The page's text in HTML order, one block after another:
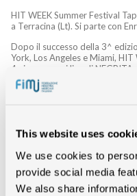
This website uses
We use cookies to
provide social media
We also share
HIT WEEK Summer Festival
a Terracina (Lt). Si parte con
Dopo il successo della 3^
York, Los Angeles e Miami, HIT
4 giugno, con i live di NEGRITA
Le metropoli di Pechino e
del rock cinese: questa sera i
Pechino (Tango 3rd Floor); il 3
NEGRITA a Shanghai (Mao